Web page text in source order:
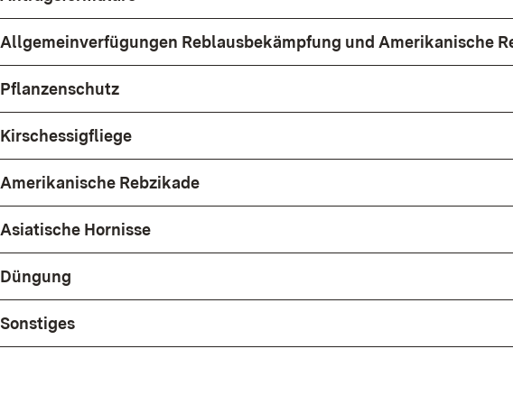
Allgemeinverfügungen Reblausbekämpfung und Amerikanische
Pflanzenschutz
Kirschessigfliege
Amerikanische Rebzikade
Asiatische Hornisse
Düngung
Sonstiges